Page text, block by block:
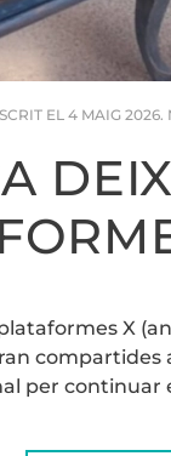
EL4 MAIG 2026.
X
compartides
per